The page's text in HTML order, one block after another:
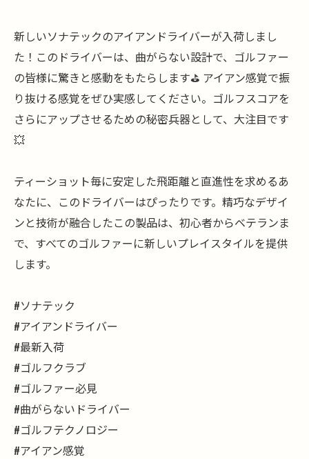
新しいソナテックのアイアンドライバーが入荷しまし
た！このドライバーは、曲がらない設計で、ゴルファー
の皆様に驚きと感動をもたらします⛳️ アイアン感覚で振
り抜ける感覚をぜひ実感してください。ゴルフスコアを
さらにアップさせるための秘密兵器として、大注目です
💥
ティーショット毎に安定した飛距離と直進性を求めるあ
なたに、このドライバーはぴったりです。精巧なデザイ
ンと技術が融合したこの製品は、初心者からベテランま
で、すべてのゴルファーに新しいプレイスタイルを提供
します。
#ソナテック
#アイアンドライバー
#最新入荷
#ゴルフクラブ
#ゴルファー必見
#曲がらないドライバー
#ゴルフテクノロジー
#アイアン感覚